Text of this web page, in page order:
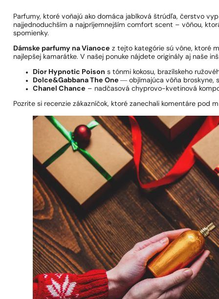
Parfumy, ktoré voňajú ako domáca jablková štrúdľa, čerstvo
najjednoduchším a najpríjemnejším comfort scent – vôňou,
spomienky.
Dámske parfumy na Vianoce z tejto kategórie sú vône, ktoré
najlepšej kamarátke. V našej ponuke nájdete originály aj naše
Dior Hypnotic Poison s tónmi kokosu, brazílskeho
Dolce&Gabbana The One― objímajúca vôňa broskyne,
Chanel Chance – nadčasová chyprovo-kvetinová
Pozrite si recenzie zákazníčok, ktoré zanechali komentáre pod